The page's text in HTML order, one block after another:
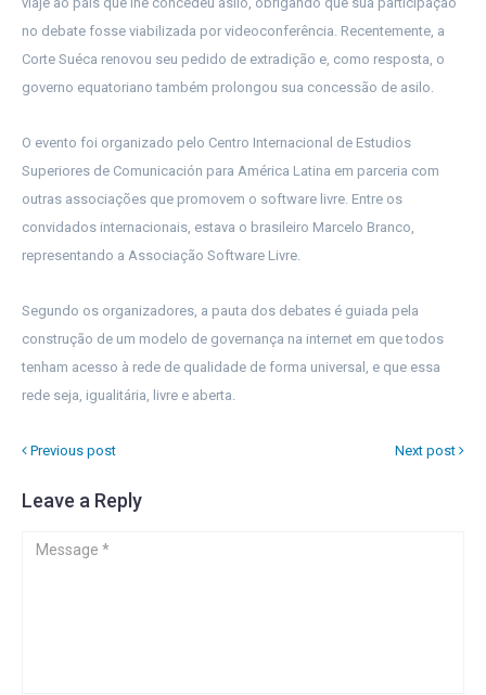
no debate fosse viabilizada por videoconferência. Recentemente, a
Corte Suéca renovou seu pedido de extradição e, como resposta, o
governo equatoriano também prolongou sua concessão de asilo.
O evento foi organizado pelo Centro Internacional de Estudios
Superiores de Comunicación para América Latina em parceria com
outras associações que promovem o software livre. Entre os
convidados internacionais, estava o brasileiro Marcelo Branco,
representando a Associação Software Livre.
Segundo os organizadores, a pauta dos debates é guiada pela
construção de um modelo de governança na internet em que todos
tenham acesso à rede de qualidade de forma universal, e que essa
rede seja, igualitária, livre e aberta.
Next post
Previous post
Leave a Reply